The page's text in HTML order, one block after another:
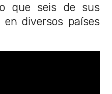
que seis de sus
diversos países